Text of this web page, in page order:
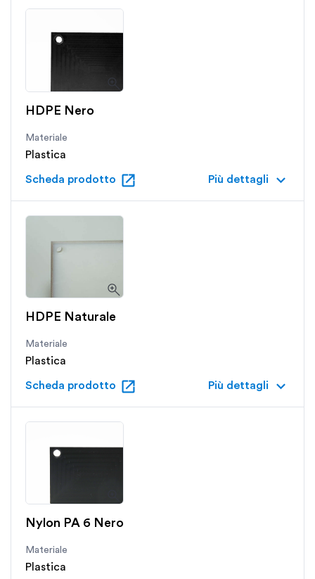
HDPE Nero
Materiale
Plastica
Scheda prodotto open_in_new Più dettagli keyboard_arrow_down
HDPE Naturale
Materiale
Plastica
Scheda prodotto open_in_new Più dettagli keyboard_arrow_down
Nylon PA 6 Nero
Materiale
Plastica